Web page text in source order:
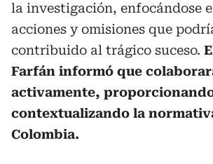
la investigación, enfocándose
acciones y omisiones que
contribuido al trágico suceso.
Farfán informó que
activamente,
contextualizando la
Colombia.